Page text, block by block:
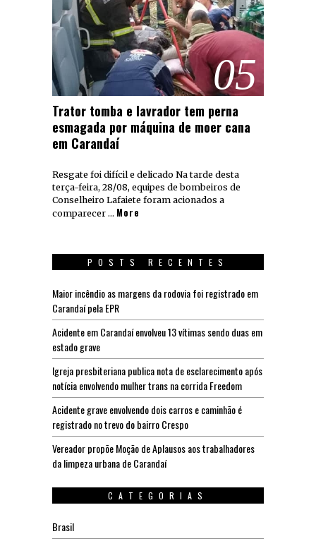
05
Trator tomba e lavrador tem perna
esmagada por máquina de moer cana
em Carandaí
Resgate foi difícil e delicado Na tarde desta
terça-feira, 28/08, equipes de bombeiros de
Conselheiro Lafaiete foram acionados a
comparecer … More
POSTS RECENTES
Maior incêndio as margens da rodovia foi registrado em
Carandaí pela EPR
Acidente em Carandaí envolveu 13 vítimas sendo duas em
estado grave
Igreja presbiteriana publica nota de esclarecimento após
notícia envolvendo mulher trans na corrida Freedom
Acidente grave envolvendo dois carros e caminhão é
registrado no trevo do bairro Crespo
Vereador propõe Moção de Aplausos aos trabalhadores
da limpeza urbana de Carandaí
CATEGORIAS
Brasil